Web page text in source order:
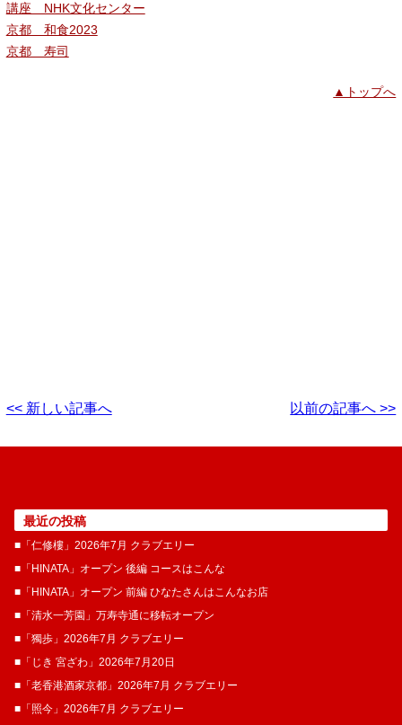
講座 NHK文化センター
京都 和食2023
京都 寿司
▲トップへ
<< 新しい記事へ 以前の記事へ >>
最近の投稿
■「仁修樓」2026年7月 クラブエリー
■「HINATA」オープン 後編 コースはこんな
■「HINATA」オープン 前編 ひなたさんはこんなお店
■「清水一芳園」万寿寺通に移転オープン
■「獨歩」2026年7月 クラブエリー
■「じき 宮ざわ」2026年7月20日
■「老香港酒家京都」2026年7月 クラブエリー
■「照今」2026年7月 クラブエリー